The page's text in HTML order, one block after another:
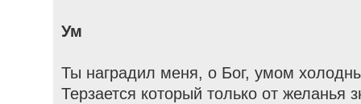
Ум
Ты наградил меня, о Бог, умом
Терзается который только от желанья